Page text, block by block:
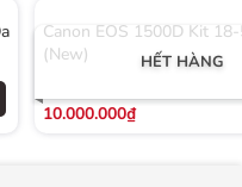
HẾT HÀNG
Canon EOS 1500D Kit
(New)
10.000.000₫